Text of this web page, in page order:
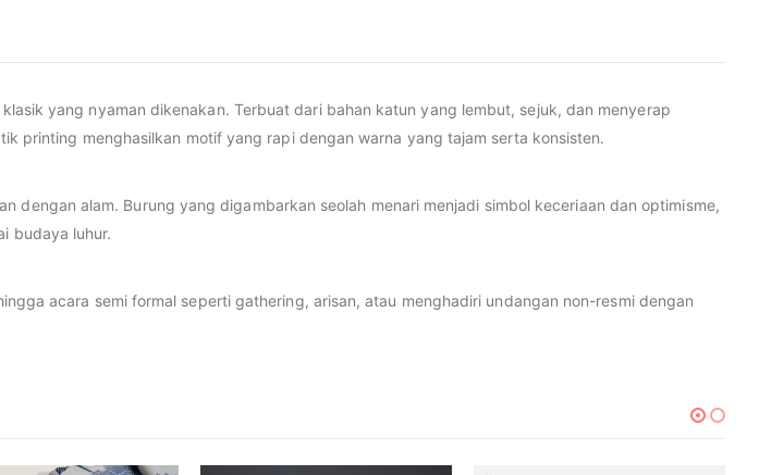
yang nyaman dikenakan. Terbuat dari bahan katun yang lembut, sejuk, dan menyerap
printing menghasilkan motif yang rapi dengan warna yang tajam serta konsisten.
dengan alam. Burung yang digambarkan seolah menari menjadi simbol keceriaan dan optimisme,
budaya luhur.
acara semi formal seperti gathering, arisan, atau menghadiri undangan non-resmi dengan